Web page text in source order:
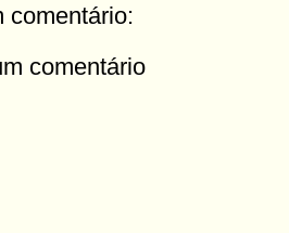
comentário:
comentário